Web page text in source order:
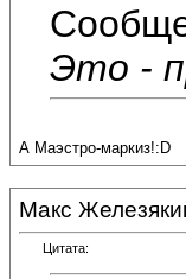
Это -
А Маэстро-маркиз!:D
Макс
Цитата: